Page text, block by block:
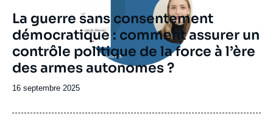
La guerre sans consentement
démocratique : comment assurer un
contrôle politique de la force à l’ère
des armes autonomes ?
Date
publication
16 septembre 2025